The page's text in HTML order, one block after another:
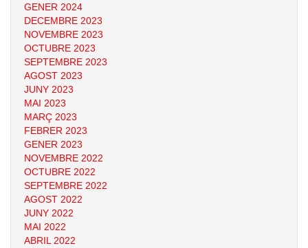
GENER 2024
DECEMBRE 2023
NOVEMBRE 2023
OCTUBRE 2023
SEPTEMBRE 2023
AGOST 2023
JUNY 2023
MAI 2023
MARÇ 2023
FEBRER 2023
GENER 2023
NOVEMBRE 2022
OCTUBRE 2022
SEPTEMBRE 2022
AGOST 2022
JUNY 2022
MAI 2022
ABRIL 2022